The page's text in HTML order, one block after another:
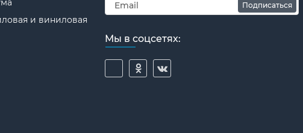
и виниловая
Подписаться
Мы в соцсетях: